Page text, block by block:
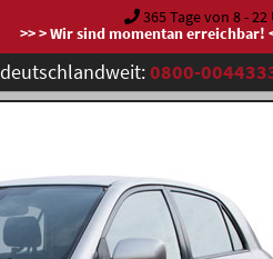
365 Tage von 8 - 22
>> > Wir sind momentan erreichbar!
0800-